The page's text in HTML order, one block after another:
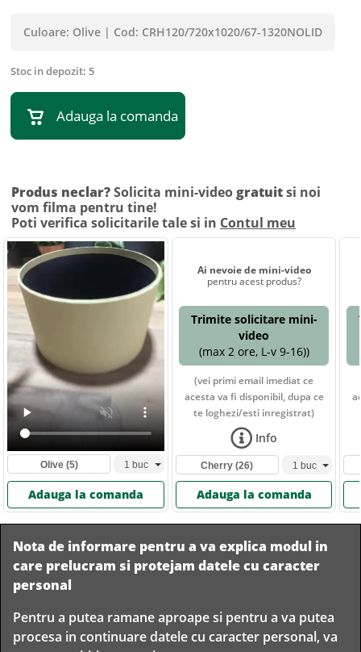
Culoare: Olive | Cod: CRH120/720x1020/67-1320NOLID
Stoc in depozit: 5
Adauga la comanda
Produs neclar?Solicita mini-video gratuitsi noi
vom filma pentru tine!
Poti verifica solicitarile tale si in Contul meu
Olive(5)
Adauga la comanda
Ai nevoie de mini-video
pentru acest produs?
Trimite solicitare mini-
video
(max 2 ore, L-v 9-16))
(vei primi email imediat ce
acesta va fi disponibil, dupa ce
te loghezi/esti inregistrat)
Info
Cherry (26)
Adauga la comanda
Livram in
orice
Garantam
Nota de informare pentru a va explica modul in
care prelucram si protejam datele cu caracter
personal
Pentru a putea ramane aproape si pentru a va putea
procesa in continuare datele cu caracter personal, va